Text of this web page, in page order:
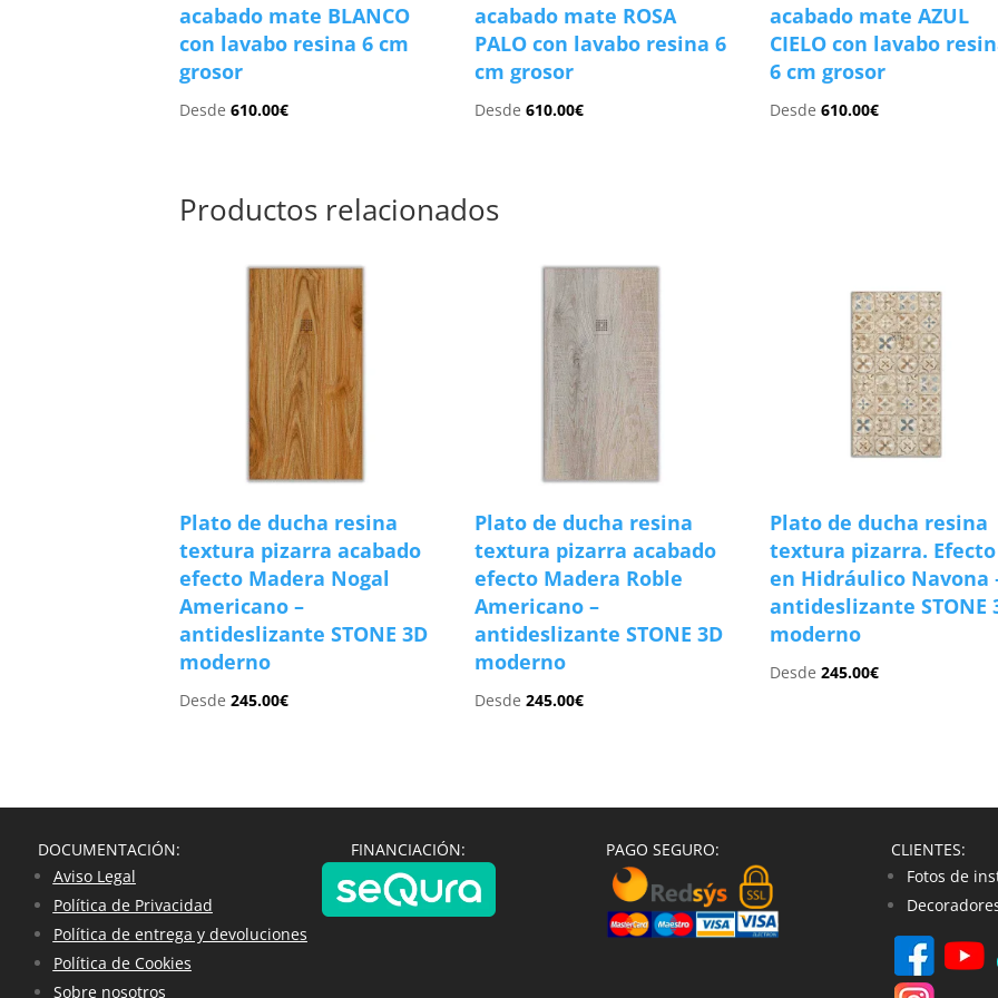
acabado mate BLANCO
con lavabo resina 6 cm
grosor
Desde610.00€
acabado mate ROSA
PALO con lavabo resina 6
cm grosor
Desde610.00€
acabado mate AZUL
CIELO con lavabo
6 cm grosor
Desde610.00€
Productos relacionados
Plato de ducha resina
textura pizarra acabado
efecto Madera Nogal
Americano –
antideslizante STONE 3D
moderno
Desde245.00€
Plato de ducha resina
textura pizarra acabado
efecto Madera Roble
Americano –
antideslizante STONE 3D
moderno
Desde245.00€
Plato de ducha resina
textura pizarra. Efecto
en Hidráulico Navona
antideslizante STONE
moderno
Desde245.00€
DOCUMENTACIÓN:
Aviso Legal
Política de Privacidad
Política de entrega y devoluciones
Política de Cookies
Sobre nosotros
FINANCIACIÓN: PAGO SEGURO:
CLIENTES:
Fotos de